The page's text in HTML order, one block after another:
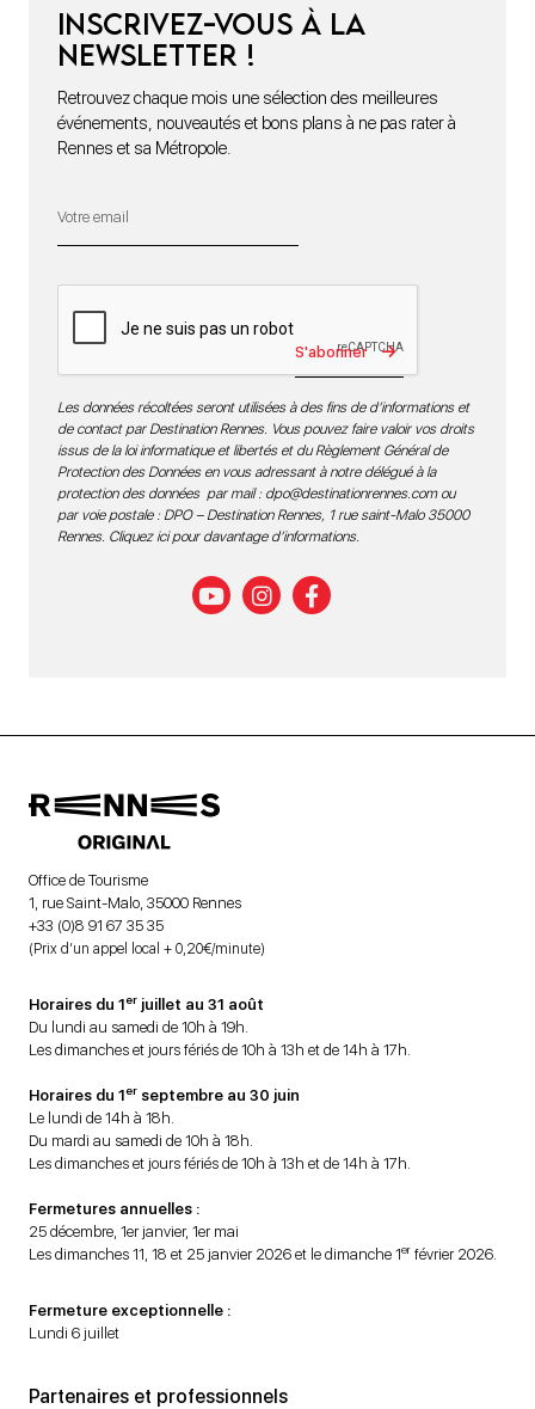
Inscrivez-vous à la
newsletter !
Retrouvez chaque mois une sélection des meilleures
événements, nouveautés et bons plans à ne pas rater à
Rennes et sa Métropole.
S'abonner
Les données récoltées seront utilisées à des fins de d’informations et
de contact par Destination Rennes. Vous pouvez faire valoir vos droits
issus de la loi informatique et libertés et du Règlement Général de
Protection des Données en vous adressant à notre délégué à la
protection des données par mail : dpo@destinationrennes.comou
par voie postale : DPO – Destination Rennes, 1 rue saint-Malo 35000
Rennes. Cliquez ici pour davantage d’informations.
Office de Tourisme
1, rue Saint-Malo, 35000 Rennes
+33 (0)8 91 67 35 35
(Prix d’un appel local + 0,20€/minute)
Horaires du 1er juillet au 31 août
Du lundi au samedi de 10h à 19h.
Les dimanches et jours fériés de 10h à 13h et de 14h à 17h.
Horaires du 1er septembre au 30 juin
Le lundi de 14h à 18h.
Du mardi au samedi de 10h à 18h.
Les dimanches et jours fériés de 10h à 13h et de 14h à 17h.
Fermetures annuelles :
25 décembre, 1er janvier, 1er mai
Les dimanches 11, 18 et 25 janvier 2026 et le dimanche 1er février 2026.
Fermeture exceptionnelle :
Lundi 6 juillet
Partenaires et professionnels